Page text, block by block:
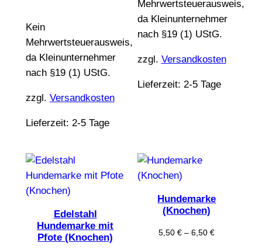
Kein
Mehrwertsteuerausweis,
da Kleinunternehmer
nach §19 (1) UStG.
zzgl. Versandkosten
Lieferzeit: 2-5 Tage
Mehrwertsteuerausweis,
da Kleinunternehmer
nach §19 (1) UStG.
zzgl. Versandkosten
Lieferzeit: 2-5 Tage
Edelstahl
Hundemarke mit
Pfote (Knochen)
Hundemarke
(Knochen)
5,50€ –6,50€